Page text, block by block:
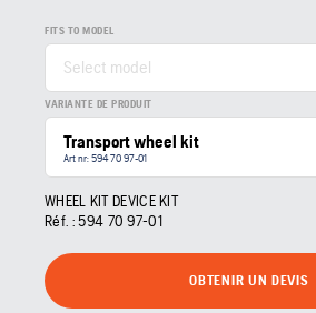
FITS TO MODEL
Select model
VARIANTE DE PRODUIT
Transport wheel kit
Art nr: 594 70 97‑01
WHEEL KIT DEVICE KIT
Réf. : 594 70 97‑01
OBTENIR UN DEVIS